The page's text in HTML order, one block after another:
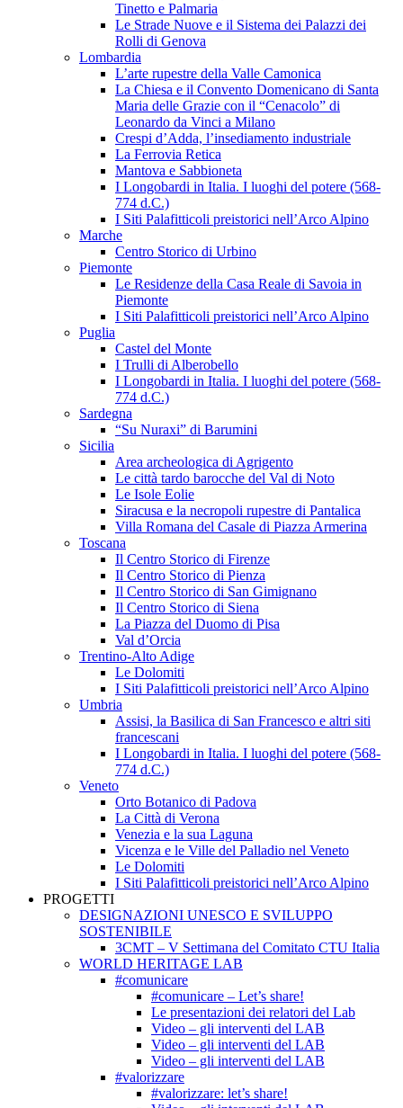
Tinetto e Palmaria
Le Strade Nuove e il Sistema dei Palazzi dei
Rolli di Genova
Lombardia
L’arte rupestre della Valle Camonica
La Chiesa e il Convento Domenicano di Santa
Maria delle Grazie con il “Cenacolo” di
Leonardo da Vinci a Milano
Crespi d’Adda, l’insediamento industriale
La Ferrovia Retica
Mantova e Sabbioneta
I Longobardi in Italia. I luoghi del potere (568-
774 d.C.)
I Siti Palafitticoli preistorici nell’Arco Alpino
Marche
Centro Storico di Urbino
Piemonte
Le Residenze della Casa Reale di Savoia in
Piemonte
I Siti Palafitticoli preistorici nell’Arco Alpino
Puglia
Castel del Monte
I Trulli di Alberobello
I Longobardi in Italia. I luoghi del potere (568-
774 d.C.)
Sardegna
“Su Nuraxi” di Barumini
Sicilia
Area archeologica di Agrigento
Le città tardo barocche del Val di Noto
Le Isole Eolie
Siracusa e la necropoli rupestre di Pantalica
Villa Romana del Casale di Piazza Armerina
Toscana
Il Centro Storico di Firenze
Il Centro Storico di Pienza
Il Centro Storico di San Gimignano
Il Centro Storico di Siena
La Piazza del Duomo di Pisa
Val d’Orcia
Trentino-Alto Adige
Le Dolomiti
I Siti Palafitticoli preistorici nell’Arco Alpino
Umbria
Assisi, la Basilica di San Francesco e altri siti
francescani
I Longobardi in Italia. I luoghi del potere (568-
774 d.C.)
Veneto
Orto Botanico di Padova
La Città di Verona
Venezia e la sua Laguna
Vicenza e le Ville del Palladio nel Veneto
Le Dolomiti
I Siti Palafitticoli preistorici nell’Arco Alpino
PROGETTI
DESIGNAZIONI UNESCO E SVILUPPO
SOSTENIBILE
3CMT – V Settimana del Comitato CTU Italia
WORLD HERITAGE LAB
#comunicare
#comunicare – Let’s share!
Le presentazioni dei relatori del Lab
Video – gli interventi del LAB
Video – gli interventi del LAB
Video – gli interventi del LAB
#valorizzare
#valorizzare: let’s share!